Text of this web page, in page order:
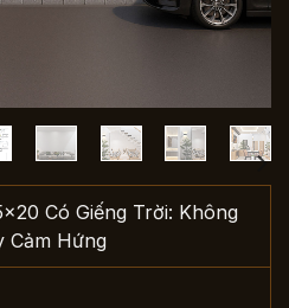
Có Giếng Trời: Không
Cảm Hứng